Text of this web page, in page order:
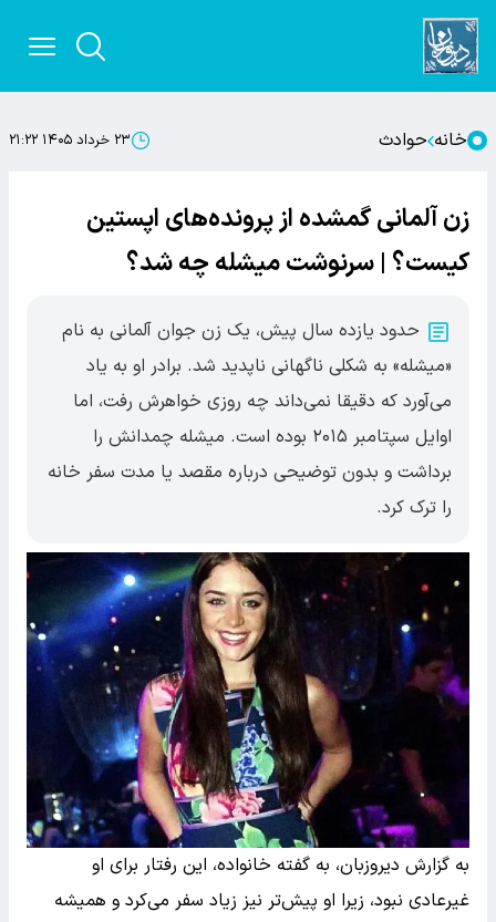
خانه حوادث ۲۳ خرداد ۱۴۰۵ ۲۱:۲۲
زن آلمانی گمشده از پرونده‌های اپستین
کیست؟ | سرنوشت میشله چه شد؟
حدود یازده سال پیش، یک زن جوان آلمانی به نام
«میشله» به شکلی ناگهانی ناپدید شد. برادر او به یاد
می‌آورد که دقیقا نمی‌داند چه روزی خواهرش رفت، اما
اوایل سپتامبر ۲۰۱۵ بوده است. میشله چمدانش را
برداشت و بدون توضیحی درباره مقصد یا مدت سفر خانه
را ترک کرد.
به گزارش دیروزبان،‌ به گفته خانواده، این رفتار برای او
غیرعادی نبود، زیرا او پیش‌تر نیز زیاد سفر می‌کرد و همیشه